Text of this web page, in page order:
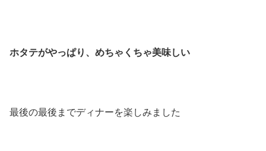
ホタテがやっぱり、 めちゃくちゃ美味しい
最後の最後までディナーを楽しみました